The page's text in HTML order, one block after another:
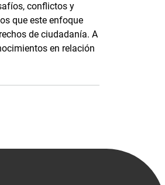
conflictos y
que este enfoque
de ciudadanía. A
en relación